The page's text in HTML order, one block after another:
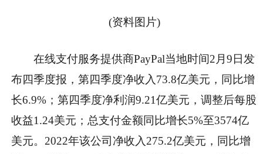
(资料图片)
在线支付服务提供商PayPal当地时间2月9日发
布四季度报，第四季度净收入73.8亿美元，同比增
长6.9%；第四季度净利润9.21亿美元，调整后每股
收益1.24美元；总支付金额同比增长5%至3574亿
美元。2022年该公司净收入275.2亿美元，同比增